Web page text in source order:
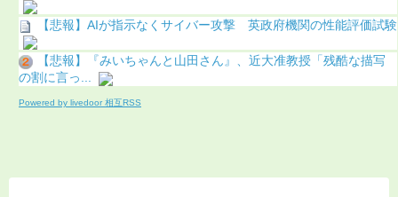
【悲報】AIが指示なくサイバー攻撃 英政府機関の性能評価試験
【悲報】『みいちゃんと山田さん』、近大准教授「残酷な描写
の割に言っ...
Powered by livedoor 相互RSS